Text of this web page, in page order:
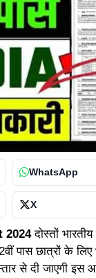
WhatsApp
X
2024दोस्तों
पास छात्रों के लिए
से दी जाएगी